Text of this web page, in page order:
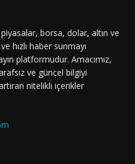
borsa, dolar, altın ve
hızlı haber sunmayı
platformudur. Amacımız,
ve güncel bilgiyi
nitelikli içerikler